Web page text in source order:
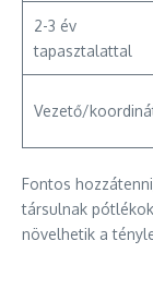
2-3 év
tapasztalattal
Vezető/
Fontos
társulnak
növelhetik a